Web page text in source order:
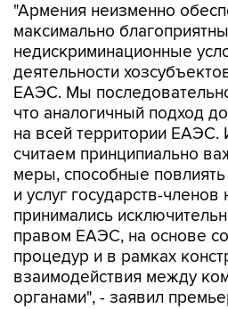
"Армения неизменно
максимально
недискриминационные
деятельности
ЕАЭС. Мы
что аналогичный подход
на всей территории
считаем принципиально
меры, способные повлиять
и услуг государств-
принимались
правом ЕАЭС, на основе
процедур и в рамках
взаимодействия между
органами", - заявил